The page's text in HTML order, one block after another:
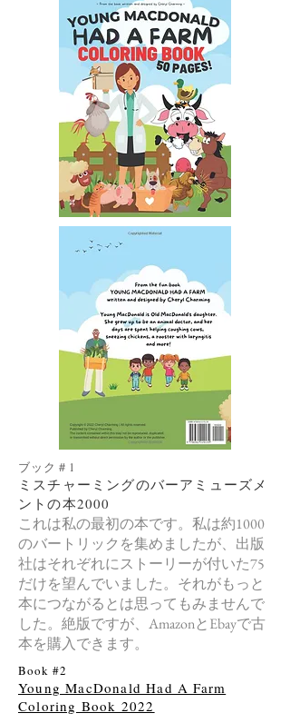
ブック＃1
ミスチャーミングのバーアミューズメ
ントの本2000
これは私の最初の本です。私は約1000
のバートリックを集めましたが、出版
社はそれぞれにストーリーが付いた75
だけを望んでいました。それがもっと
本につながるとは思ってもみませんで
した。絶版ですが、AmazonとEbayで古
本を購入できます。
Book #2
Young MacDonald Had A Farm
Coloring Book 2022